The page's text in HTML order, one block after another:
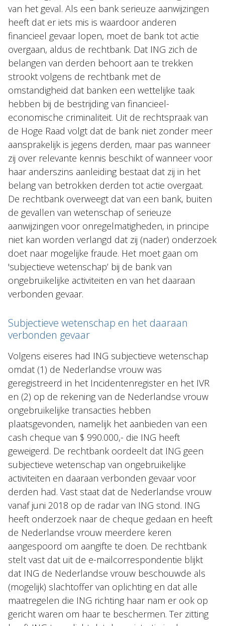
van het geval. Als een bank serieuze aanwijzingen
heeft dat er iets mis is waardoor anderen
financieel gevaar lopen, moet de bank tot actie
overgaan, aldus de rechtbank. Dat ING zich de
belangen van derden behoort aan te trekken
strookt volgens de rechtbank met de
omstandigheid dat banken een wettelijke taak
hebben bij de bestrijding van financieel-
economische criminaliteit. Uit de rechtspraak van
de Hoge Raad volgt dat de bank niet zonder meer
aansprakelijk is jegens derden, maar pas wanneer
zij over relevante kennis beschikt of wanneer voor
haar anderszins aanleiding bestaat dat zij in het
belang van betrokken derden tot actie overgaat.
De rechtbank overweegt dat van een bank, buiten
de gevallen van wetenschap of serieuze
aanwijzingen voor onregelmatigheden, in principe
niet kan worden verlangd dat zij (nader) onderzoek
doet naar mogelijke fraude. Het moet gaan om
'subjectieve wetenschap’ bij de bank van
ongebruikelijke activiteiten en van het daaraan
verbonden gevaar.
Subjectieve wetenschap en het daaraan
verbonden gevaar
Volgens eiseres had ING subjectieve wetenschap
omdat (1) de Nederlandse vrouw was
geregistreerd in het Incidentenregister en het IVR
en (2) op de rekening van de Nederlandse vrouw
ongebruikelijke transacties hebben
plaatsgevonden, namelijk het aanbieden van een
cash cheque van $ 990.000,- die ING heeft
geweigerd. De rechtbank oordeelt dat ING geen
subjectieve wetenschap van ongebruikelijke
activiteiten en daaraan verbonden gevaar voor
derden had. Vast staat dat de Nederlandse vrouw
vanaf juni 2018 op de radar van ING stond. ING
heeft onderzoek naar de cheque gedaan en heeft
de Nederlandse vrouw meerdere keren
aangespoord om aangifte te doen. De rechtbank
stelt vast dat uit de e-mailcorrespondentie blijkt
dat ING de Nederlandse vrouw beschouwde als
(mogelijk) slachtoffer van oplichting en dat alle
maatregelen die ING richting haar nam er ook op
gericht waren om haar te beschermen. Ter zitting